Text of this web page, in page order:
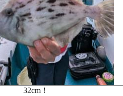
32cm！